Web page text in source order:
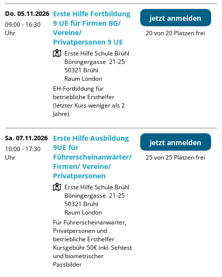
Do. 05.11.2026
09:00 - 16:30
Uhr
Erste Hilfe Fortbildung
9 UE für Firmen BG/
Vereine/
Privatpersonen 9 UE
Erste Hilfe Schule Brühl
Böningergasse  21-25
50321 Brühl
Raum London
EH-Fortbildung für
betriebliche Ersthelfer
(letzter Kurs weniger als 2
Jahre)
jetzt anmelden
20 von 20 Plätzen frei
Sa. 07.11.2026
10:00 - 17:30
Uhr
Erste Hilfe Ausbildung
9UE für
Führerscheinanwärter/
Firmen/ Vereine/
Privatpersonen
Erste Hilfe Schule Brühl
Böningergasse  21-25
50321 Brühl
Raum London
Für Führerscheinanwärter,
Privatpersonen und
betriebliche Ersthelfer
Kursgebühr 50€ inkl. Sehtest
und biometrischer
Passbilder
jetzt anmelden
25 von 25 Plätzen frei